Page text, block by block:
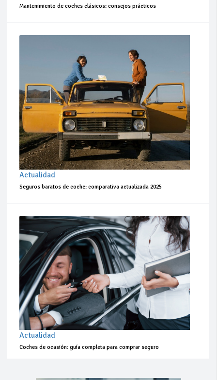
Mantenimiento de coches clásicos: consejos prácticos
Actualidad
Seguros baratos de coche: comparativa actualizada 2025
Actualidad
Coches de ocasión: guía completa para comprar seguro